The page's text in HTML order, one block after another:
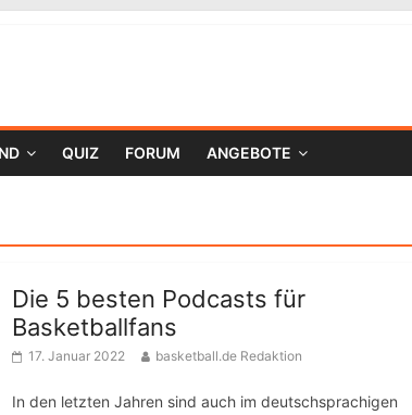
QUIZ FORUM ANGEBOTE
Die 5 besten Podcasts für
Basketballfans
17. Januar 2022 basketball.de Redaktion
In den letzten Jahren sind auch im deutschsprachigen